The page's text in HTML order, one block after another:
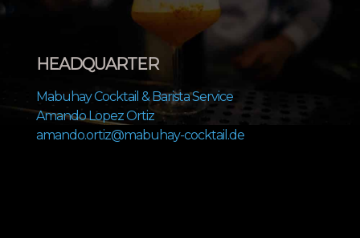
HEADQUARTER
Mabuhay Cocktail & Barista Service
Amando Lopez Ortiz
amando.ortiz@mabuhay-cocktail.de